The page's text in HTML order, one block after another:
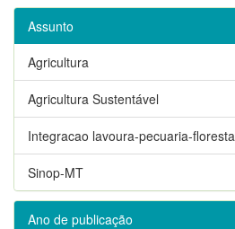
Assunto
Agricultura
Agricultura Sustentável
Integracao lavoura-pecuaria-floresta
Sinop-MT
Ano de publicação